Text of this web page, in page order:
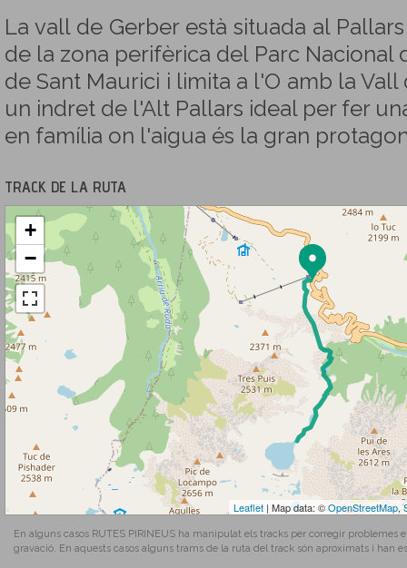
La vall de Gerber està situada al
de la zona perifèrica del Parc Nacional
de Sant Maurici i limita a l'O amb la
un indret de l'Alt Pallars ideal per fer
en família on l'aigua és la gran
TRACK DE LA RUTA
+
−
Leaflet | Map data: ©OpenStreetMap,
En alguns casos RUTES PIRINEUS ha manipulat els tracks per corregir problemes
gravació. En aquests casos alguns trams de la ruta del track són aproximats i han